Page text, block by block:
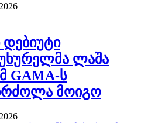
ლაშა
ს
მოიგო